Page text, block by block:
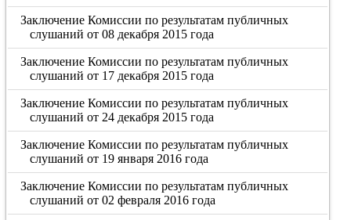
Заключение Комиссии по результатам публичных
слушаний от 08 декабря 2015 года
Заключение Комиссии по результатам публичных
слушаний от 17 декабря 2015 года
Заключение Комиссии по результатам публичных
слушаний от 24 декабря 2015 года
Заключение Комиссии по результатам публичных
слушаний от 19 января 2016 года
Заключение Комиссии по результатам публичных
слушаний от 02 февраля 2016 года